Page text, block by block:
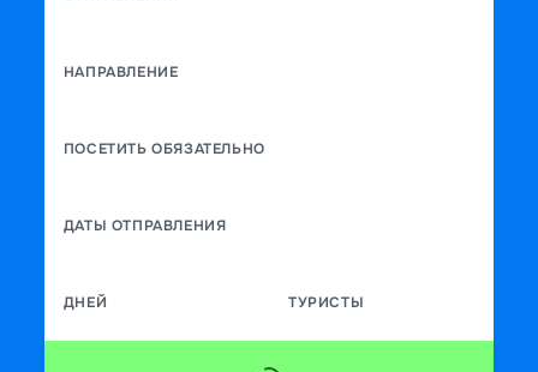
НАПРАВЛЕНИЕ
ПОСЕТИТЬ ОБЯЗАТЕЛЬНО
ДАТЫ ОТПРАВЛЕНИЯ
ДНЕЙ ТУРИСТЫ